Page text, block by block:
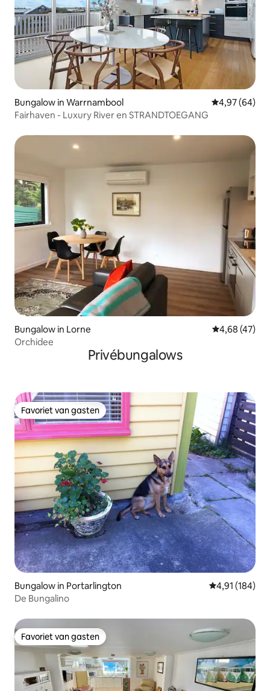
Bungalow in Warrnambool Gemiddelde
4,97 (64)
Fairhaven - Luxury River en STRANDTOEGANG
Bungalow in Lorne Gemiddelde
4,68 (47)
Orchidee
Privébungalows
Favoriet van gasten
Favoriet van gasten
Bungalow in Portarlington Gemiddelde
4,91 (184)
De Bungalino
Favoriet van gasten
Favoriet van gasten